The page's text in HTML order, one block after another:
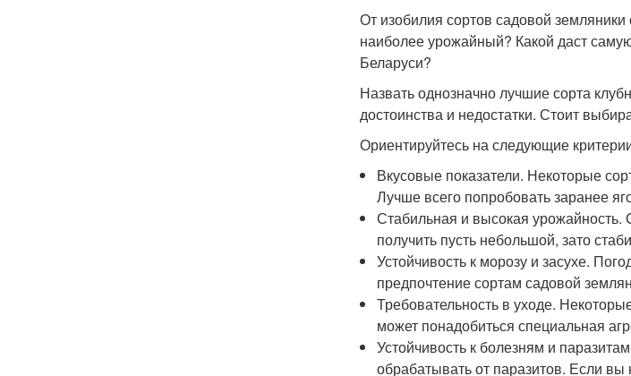
От изобилия сортов садовой
наиболее урожайный? Какой даст
Беларуси?
Назвать однозначно лучшие сорта
достоинства и недостатки. Стоит
Ориентируйтесь на следующие
Вкусовые показатели. Некоторые
Лучше всего попробовать заранее
Стабильная и высокая
получить пусть небольшой, зато
Устойчивость к морозу и засухе.
предпочтение сортам садовой
Требовательность в уходе.
может понадобиться специальная
Устойчивость к болезням и
обрабатывать от паразитов. Если вы